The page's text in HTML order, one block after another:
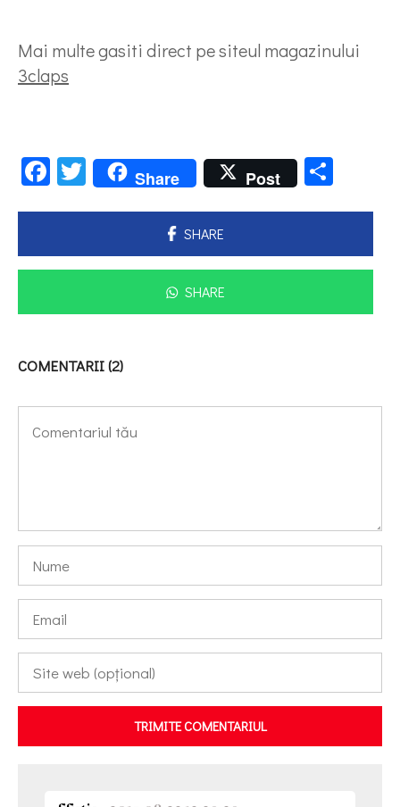
Mai multe gasiti direct pe siteul magazinului
3claps
Facebook
Twitter
Share Post
SHARE
SHARE
COMENTARII (2)
TRIMITE COMENTARIUL